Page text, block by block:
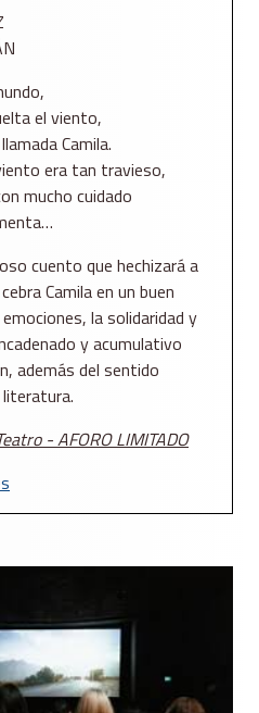
el viento,
Camila.
era tan travieso,
mucho cuidado
cuento que hechizará a
Camila en un buen
la solidaridad y
y acumulativo
además del sentido
- AFORO LIMITADO